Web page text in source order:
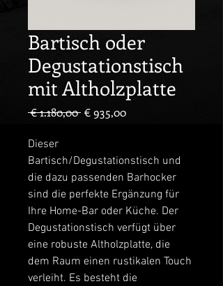
Bartisch oder
Degustationstisch
mit Altholzplatte
€ 1.180,00 Standardpreis
€ 935,00Sale-
Dieser
Bartisch/Degustationstisch und
die dazu passenden Barhocker
sind die perfekte Ergänzung für
Ihre Home-Bar oder Küche. Der
Degustationstisch verfügt über
eine robuste Altholzplatte, die
dem Raum einen rustikalen Touch
verleiht. Es besteht die